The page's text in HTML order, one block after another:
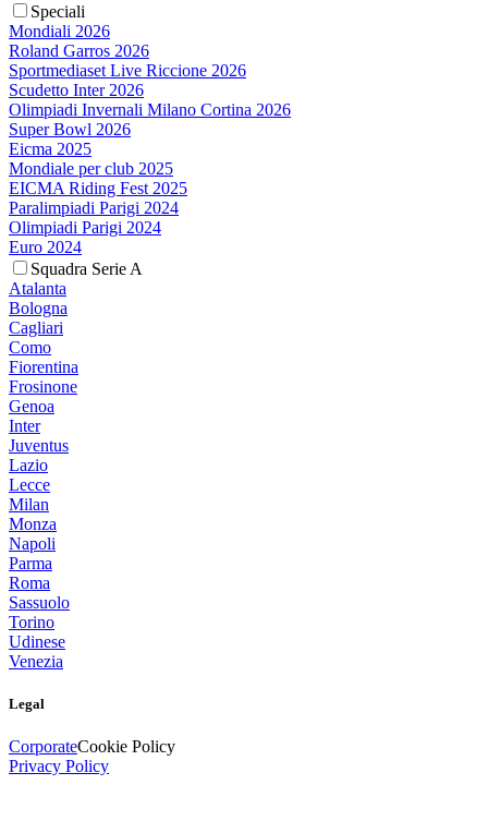
Speciali
Mondiali 2026
Roland Garros 2026
Sportmediaset Live Riccione 2026
Scudetto Inter 2026
Olimpiadi Invernali Milano Cortina 2026
Super Bowl 2026
Eicma 2025
Mondiale per club 2025
EICMA Riding Fest 2025
Paralimpiadi Parigi 2024
Olimpiadi Parigi 2024
Euro 2024
Squadra Serie A
Atalanta
Bologna
Cagliari
Como
Fiorentina
Frosinone
Genoa
Inter
Juventus
Lazio
Lecce
Milan
Monza
Napoli
Parma
Roma
Sassuolo
Torino
Udinese
Venezia
Legal
CorporateCookie Policy
Privacy Policy